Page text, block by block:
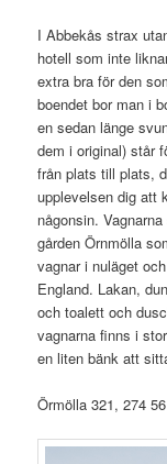
I Abbekås strax
hotell som inte
extra bra för den
boendet bor man i
en sedan länge
dem i original) står
från plats till plats,
upplevelsen dig att
någonsin.
gården Örnmölla
vagnar i nuläget
England. Lakan,
och toalett och
vagnarna finns i
en liten bänk att
Örmölla 321, 274